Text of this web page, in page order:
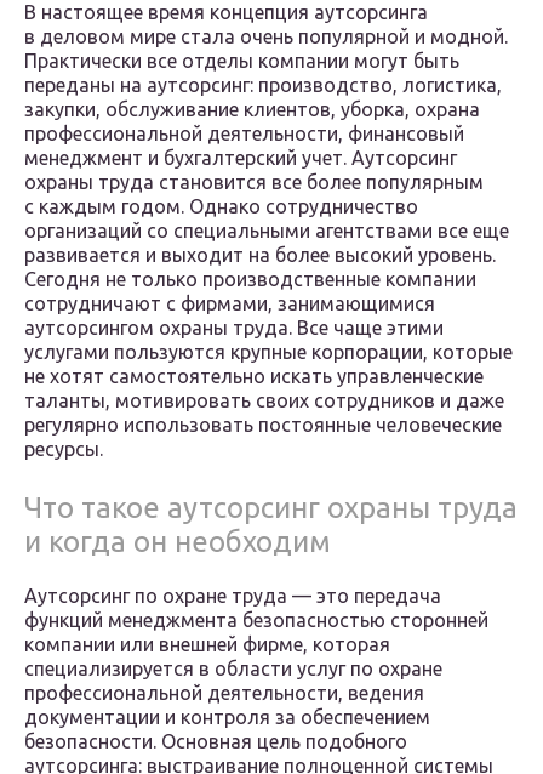
В настоящее время концепция аутсорсинга
в деловом мире стала очень популярной и модной.
Практически все отделы компании могут быть
переданы на аутсорсинг: производство, логистика,
закупки, обслуживание клиентов, уборка, охрана
профессиональной деятельности, финансовый
менеджмент и бухгалтерский учет. Аутсорсинг
охраны труда становится все более популярным
с каждым годом. Однако сотрудничество
организаций со специальными агентствами все еще
развивается и выходит на более высокий уровень.
Сегодня не только производственные компании
сотрудничают с фирмами, занимающимися
аутсорсингом охраны труда. Все чаще этими
услугами пользуются крупные корпорации, которые
не хотят самостоятельно искать управленческие
таланты, мотивировать своих сотрудников и даже
регулярно использовать постоянные человеческие
ресурсы.
Что такое аутсорсинг охраны труда
и когда он необходим
Аутсорсинг по охране труда — это передача
функций менеджмента безопасностью сторонней
компании или внешней фирме, которая
специализируется в области услуг по охране
профессиональной деятельности, ведения
документации и контроля за обеспечением
безопасности. Основная цель подобного
аутсорсинга: выстраивание полноценной системы